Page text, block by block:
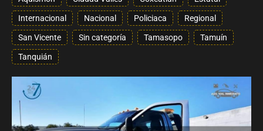
Internacional Nacional Policiaca Regional
San Vicente Sin categoría Tamasopo Tamuín
Tanquián